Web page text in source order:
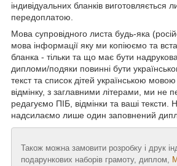
індивідуальних бланків виготовляється
передоплатою.
Мова супровідного листа будь-яка
мова інформації яку ми копіюємо та
бланка - тільки та що має бути
дипломи/подяки повинні бути
текст та список дітей українською
відмінку, з заглавними літерами, ми не
редагуємо ПІБ, відмінки та ваші тексти.
надсилаємо лише один заповнений
Також можна замовити розробку і друк
подарункових наборів грамоту, диплом,